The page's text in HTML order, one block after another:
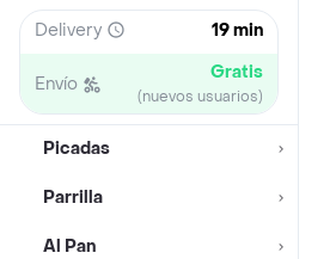
Delivery 19 min
Envío Gratis
(nuevos usuarios)
Picadas
Parrilla
Al Pan